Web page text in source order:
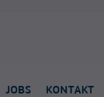
JOBS KONTAKT